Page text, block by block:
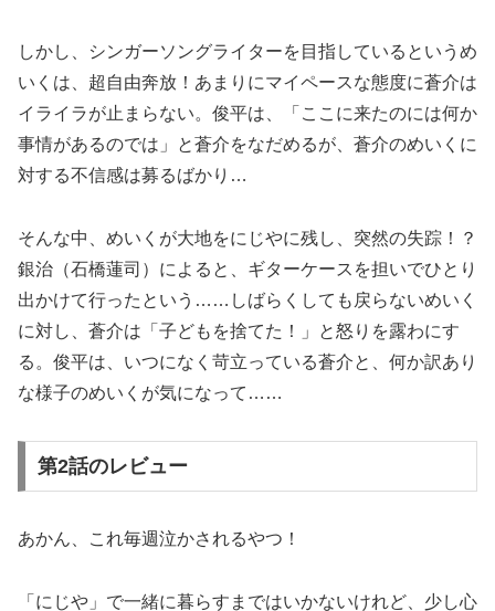
しかし、シンガーソングライターを目指しているというめ
いくは、超自由奔放！あまりにマイペースな態度に蒼介は
イライラが止まらない。俊平は、「ここに来たのには何か
事情があるのでは」と蒼介をなだめるが、蒼介のめいくに
対する不信感は募るばかり…
そんな中、めいくが大地をにじやに残し、突然の失踪！？
銀治（石橋蓮司）によると、ギターケースを担いでひとり
出かけて行ったという……しばらくしても戻らないめいく
に対し、蒼介は「子どもを捨てた！」と怒りを露わにす
る。俊平は、いつになく苛立っている蒼介と、何か訳あり
な様子のめいくが気になって……
第2話のレビュー
あかん、これ毎週泣かされるやつ！
「にじや」で一緒に暮らすまではいかないけれど、少し心